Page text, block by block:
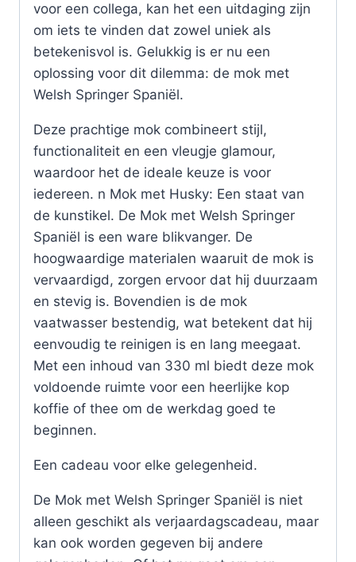
voor een collega, kan het een uitdaging zijn
om iets te vinden dat zowel uniek als
betekenisvol is. Gelukkig is er nu een
oplossing voor dit dilemma: de mok met
Welsh Springer Spaniël.
Deze prachtige mok combineert stijl,
functionaliteit en een vleugje glamour,
waardoor het de ideale keuze is voor
iedereen. n Mok met Husky: Een staat van
de kunstikel. De Mok met Welsh Springer
Spaniël is een ware blikvanger. De
hoogwaardige materialen waaruit de mok is
vervaardigd, zorgen ervoor dat hij duurzaam
en stevig is. Bovendien is de mok
vaatwasser bestendig, wat betekent dat hij
eenvoudig te reinigen is en lang meegaat.
Met een inhoud van 330 ml biedt deze mok
voldoende ruimte voor een heerlijke kop
koffie of thee om de werkdag goed te
beginnen.
Een cadeau voor elke gelegenheid.
De Mok met Welsh Springer Spaniël is niet
alleen geschikt als verjaardagscadeau, maar
kan ook worden gegeven bij andere